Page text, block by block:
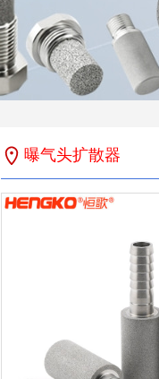
曝气头扩散器